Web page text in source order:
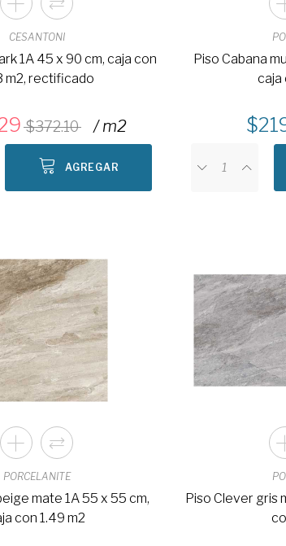
CESANTONI
1A 45 x 90 cm, caja con
m2, rectificado
372.10 / m2
AGREGAR
Piso Cabana
caja
PORCELANITE
mate 1A 55 x 55 cm,
con 1.49 m2
Piso Clever gris